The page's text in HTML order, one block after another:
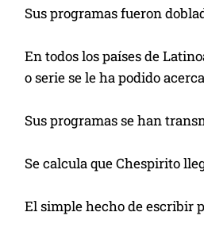
Sus programas fueron
En todos los países de
o serie se le ha podido
Sus programas se han
Se calcula que Chespirito
El simple hecho de escribir